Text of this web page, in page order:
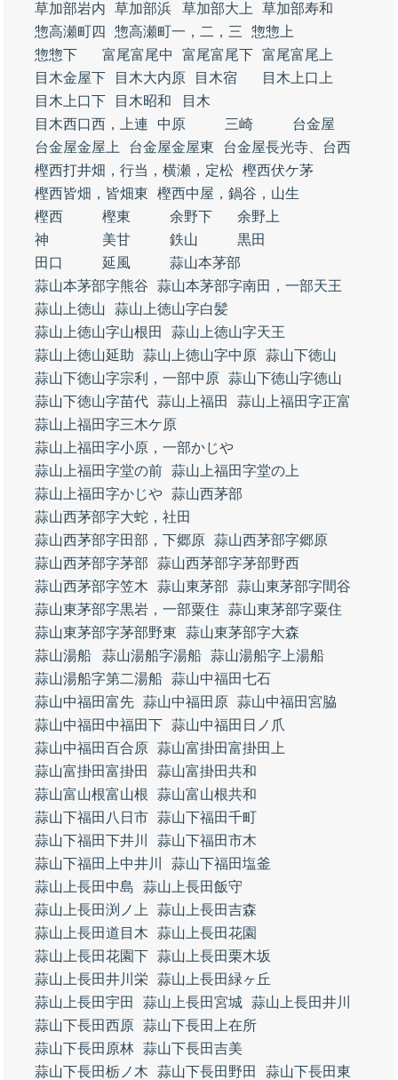
草加部岩内
草加部浜 草加部大上
草加部寿和
惣高瀬町四
惣高瀬町一，二，三
惣惣上
惣惣下
富尾富尾中 富尾富尾下 富尾富尾上
目木金屋下
目木大内原 目木宿
目木上口上
目木上口下
目木昭和
目木
目木西口西，上連
中原 三崎
台金屋
台金屋金屋上
台金屋金屋東
台金屋長光寺、台西
樫西打井畑，行当，横瀬，定松 樫西伏ケ茅
樫西皆畑，皆畑東
樫西中屋，鍋谷，山生
樫西
樫東 余野下
余野上
神
美甘 鉄山
黒田
田口
延風
蒜山本茅部
蒜山本茅部字熊谷
蒜山本茅部字南田，一部天王
蒜山上徳山
蒜山上徳山字白髪
蒜山上徳山字山根田
蒜山上徳山字天王
蒜山上徳山延助
蒜山上徳山字中原 蒜山下徳山
蒜山下徳山字宗利，一部中原 蒜山下徳山字徳山
蒜山下徳山字苗代 蒜山上福田
蒜山上福田字正富
蒜山上福田字三木ケ原
蒜山上福田字小原，一部かじや
蒜山上福田字堂の前 蒜山上福田字堂の上
蒜山上福田字かじや 蒜山西茅部
蒜山西茅部字大蛇，社田
蒜山西茅部字田部，下郷原 蒜山西茅部字郷原
蒜山西茅部字茅部
蒜山西茅部字茅部野西
蒜山西茅部字笠木
蒜山東茅部
蒜山東茅部字間谷
蒜山東茅部字黒岩，一部粟住
蒜山東茅部字粟住
蒜山東茅部字茅部野東
蒜山東茅部字大森
蒜山湯船
蒜山湯船字湯船 蒜山湯船字上湯船
蒜山湯船字第二湯船 蒜山中福田七石
蒜山中福田富先 蒜山中福田原 蒜山中福田宮脇
蒜山中福田中福田下 蒜山中福田日ノ爪
蒜山中福田百合原 蒜山富掛田富掛田上
蒜山富掛田富掛田
蒜山富掛田共和
蒜山富山根富山根
蒜山富山根共和
蒜山下福田八日市 蒜山下福田千町
蒜山下福田下井川
蒜山下福田市木
蒜山下福田上中井川
蒜山下福田塩釜
蒜山上長田中島
蒜山上長田飯守
蒜山上長田渕ノ上
蒜山上長田吉森
蒜山上長田道目木
蒜山上長田花園
蒜山上長田花園下 蒜山上長田栗木坂
蒜山上長田井川栄 蒜山上長田緑ヶ丘
蒜山上長田宇田
蒜山上長田宮城 蒜山上長田井川
蒜山下長田西原 蒜山下長田上在所
蒜山下長田原林 蒜山下長田吉美
蒜山下長田栃ノ木
蒜山下長田野田 蒜山下長田東